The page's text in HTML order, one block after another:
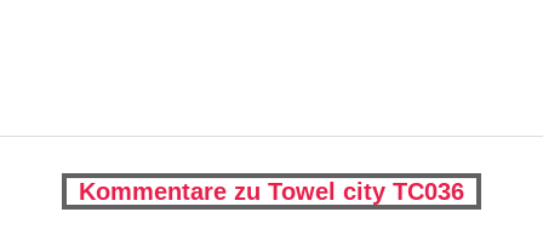
Kommentare zu Towel city TC036